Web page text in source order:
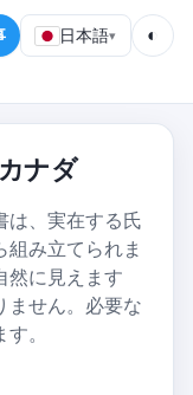
日本語▾ ◐
ナダ
は、実在する氏
み立てられま
然に見えます
ません。必要な
。